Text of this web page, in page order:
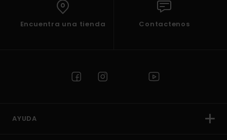
Encuentra una tienda Contactenos
AYUDA